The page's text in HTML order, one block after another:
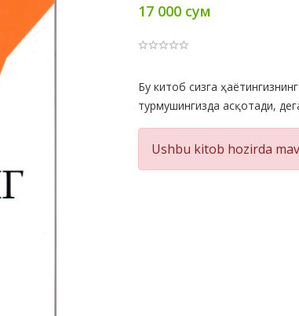
17 000 сум
Product
Summery
Бу китоб сизга
турмушингизда асқотади,
Ushbu kitob hozirda